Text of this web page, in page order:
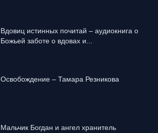
Вдовиц истинных почитай – аудиокнига о
Божьей заботе о вдовах и...
Освобождение – Тамара Резникова
Mальчик Богдан и ангел хранитель